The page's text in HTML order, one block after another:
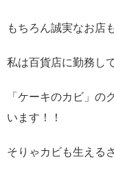
もちろん誠実なお店
私は百貨店に勤務し
「ケーキのカビ」の
います！！
そりゃカビも生える